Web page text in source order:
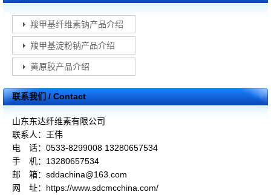
羧甲基纤维素钠产品介绍
羧甲基淀粉钠产品介绍
黄原胶产品介绍
联系我们 / Contact
山东东达纤维素有限公司
联系人：王伟
电 话：0533-8299008 13280657534
手 机：13280657534
邮 箱：sddachina@163.com
网 址：https://www.sdcmcchina.com/